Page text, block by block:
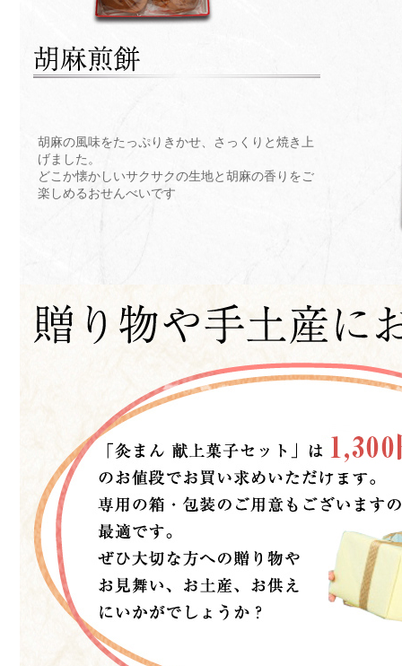
胡麻の風味をたっぷりきかせ、さっくりと焼き上
げました。
どこか懐かしいサクサクの生地と胡麻の香りをご
楽しめるおせんべいです